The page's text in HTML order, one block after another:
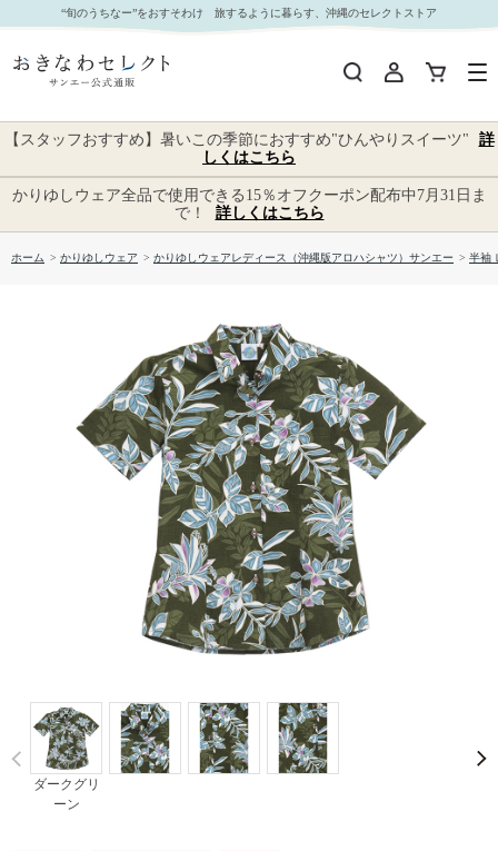
【送料無料】デイゴ柄 かりゆしウェア P-SAEM1128 L｜おきなわセレクト サンエー公式通販
“旬のうちなー”をおすそわけ 旅するように暮らす、沖縄のセレクトストア
【スタッフおすすめ】暑いこの季節におすすめ"ひんやりスイーツ"
詳
しくはこちら
かりゆしウェア全品で使用できる15％オフクーポン配布中7月31日ま
で！
詳しくはこちら
ホーム > かりゆしウェア > かりゆしウェアレディース（沖縄版アロハシャツ）サンエー > 半袖
ダークグリ
ーン
Prev